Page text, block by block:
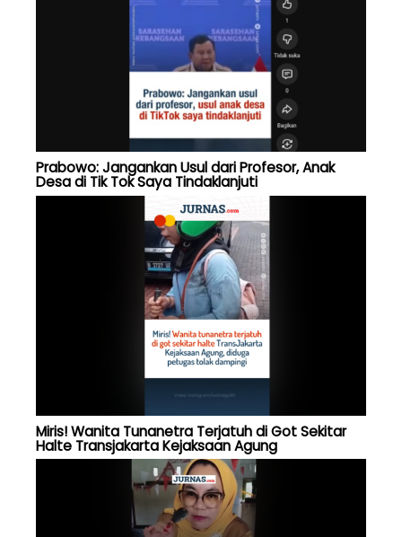
Prabowo: Jangankan Usul dari Profesor, Anak
Desa di Tik Tok Saya Tindaklanjuti
Miris! Wanita Tunanetra Terjatuh di Got Sekitar
Halte Transjakarta Kejaksaan Agung